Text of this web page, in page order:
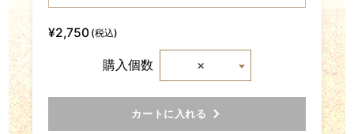
¥2,750 (税込)
購入個数 ×
カートに入れる